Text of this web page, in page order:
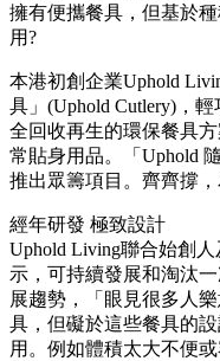
擁有便攜餐具，但基於
用?
本港初創企業Uphold
具」(Uphold Cutlery)，
全回收再生的環保餐具
常貼身用品。「Uphold
推出眾籌項目。齊齊撐
經年研發 極致設計
Uphold Living聯合始創
示，可持續發展和淘汰
展趨勢，「眼見很多人
具，但礙於這些餐具的
用。例如體積太大不便